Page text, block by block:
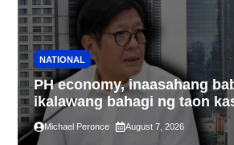
NATIONAL
PH economy, inaasahang
ikalawang bahagi ng taon
2.3% GDP dulot ng Middle
pagkaantala ng public
Michael Peronce August 7, 2026